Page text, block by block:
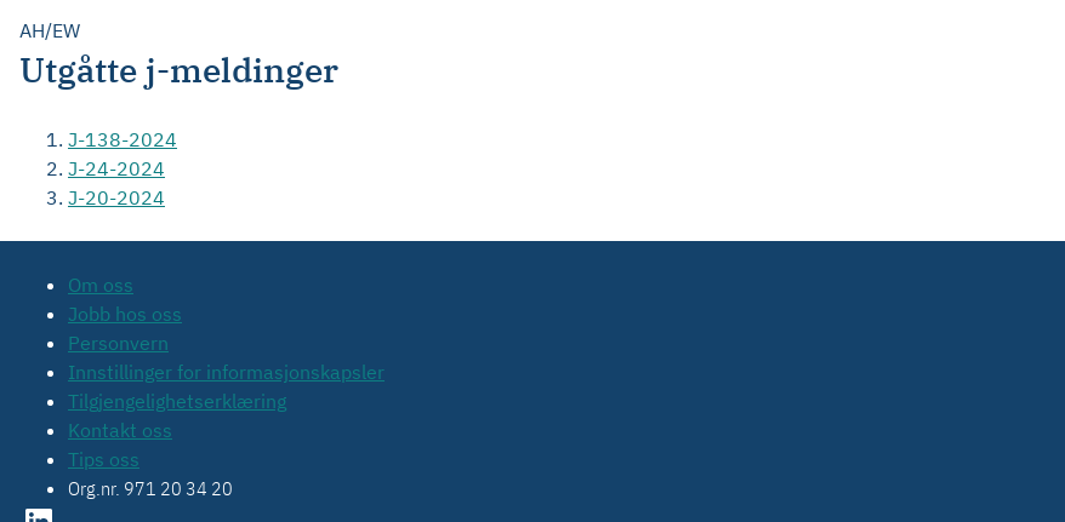
AH/EW
Utgåtte j-meldinger
J-138-2024
J-24-2024
J-20-2024
Om oss
Jobb hos oss
Personvern
Innstillinger for informasjonskapsler
Tilgjengelighetserklæring
Kontakt oss
Tips oss
Org.nr. 971 20 34 20